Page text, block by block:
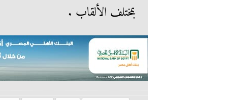
بمختلف الألقاب .